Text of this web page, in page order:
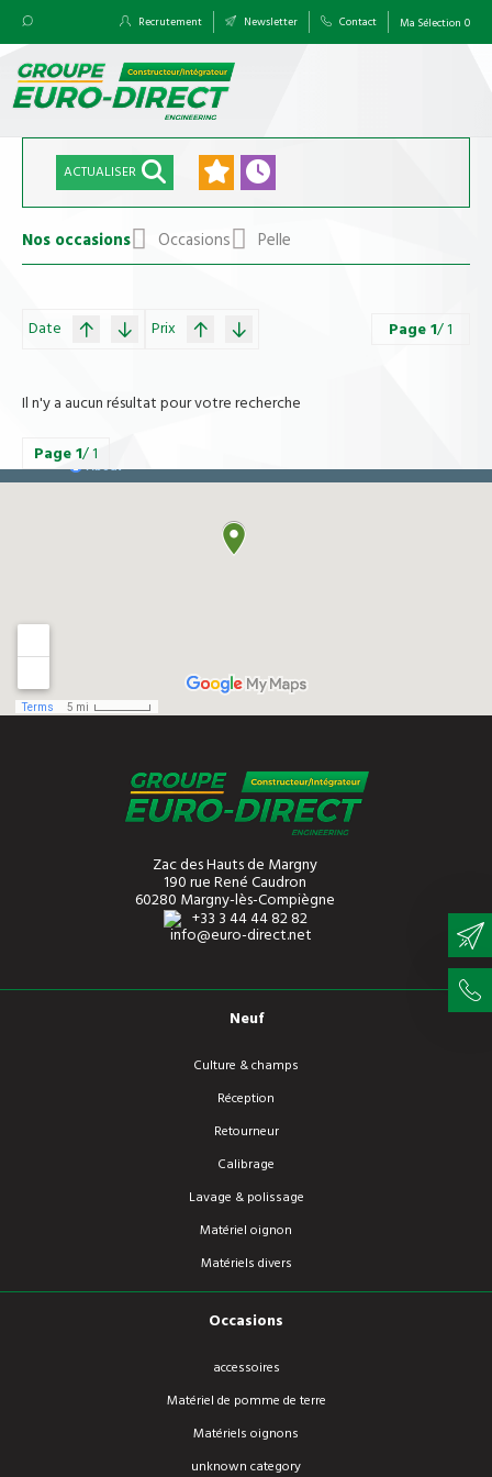
Recrutement Newsletter Contact Ma Sélection 0
ACTUALISER
Nos occasions Occasions Pelle
Date Prix Page1/ 1
Il n'y a aucun résultat pour votre recherche
Page1/ 1
Zac des Hauts de Margny
190 rue René Caudron
60280 Margny-lès-Compiègne
+33 3 44 44 82 82
info@euro-direct.net
Neuf
Culture & champs
Réception
Retourneur
Calibrage
Lavage & polissage
Matériel oignon
Matériels divers
Occasions
accessoires
Matériel de pomme de terre
Matériels oignons
unknown category